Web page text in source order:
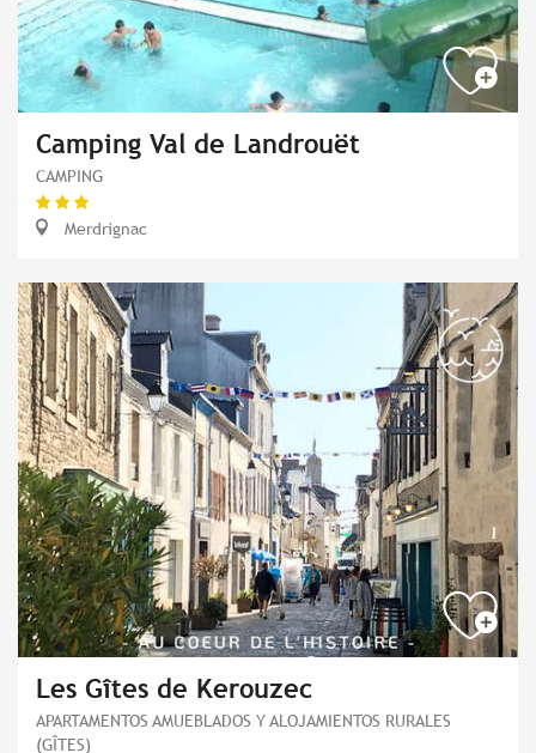
Camping Val de Landrouët
CAMPING
Merdrignac
Les Gîtes de Kerouzec
APARTAMENTOS AMUEBLADOS Y ALOJAMIENTOS RURALES
(GÎTES)